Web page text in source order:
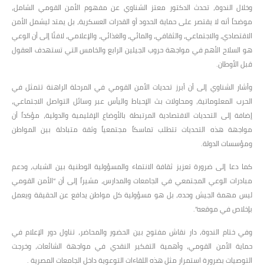
وخلال الندوة، تحدث الدكتور معتز الشناوي عن مفهوم الأمن القومي الشامل،
موضحاً أنه لا يقتصر على حماية الحدود أو القدرات العسكرية، بل يمتد ليشمل الأمن
الاقتصادي، والاجتماعي، والثقافي، والمائي، والغذائي، والإعلامي، لافتًا إلى أن الوعي
هو السلاح الأهم في مواجهة حروب الجيلين الرابع والخامس التي تستهدف العقول
قبل الأوطان.
وأشار الشناوي إلى أن أبرز تحديات الأمن القومي في المرحلة الراهنة تتمثل في
الحرب المعلوماتية، ومحاولات بث الإحباط واليأس عبر وسائل التواصل الاجتماعي،
إضافة إلى التحديات الاقتصادية المرتبطة بالأوضاع الإقليمية والدولية، مؤكداً أن
مواجهة هذه التحديات تتطلب تماسكاً مجتمعياً وثقة متبادلة بين المواطن
ومؤسسات الدولة.
كما دعا إلى ضرورة تعزيز ثقافة الانتماء والمسؤولية الوطنية بين الشباب، ودعم
مبادرات الوعي المجتمعي في الجامعات والمدارس، مشيراً إلى أن “الأمن القومي
ليس مهمة الجيش وحده، بل هو مسؤولية كل مواطن يدافع عن الحقيقة ويعمل
بإخلاص في موقعه”.
وفي ختام الندوة، دار نقاش مفتوح بين الحضور والمحاضر، تناول دور الإعلام في
حماية الأمن القومي، وأهمية التفكير النقدي في مواجهة الشائعات، وخرجت
التوصيات بضرورة استمرار مثل هذه اللقاءات التوعوية داخل الجامعات المصرية .